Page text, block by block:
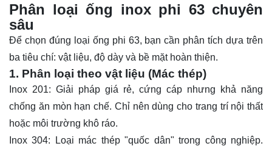
Phân loại ống inox phi 63 chuyên
sâu
Để chọn đúng loại ống phi 63, bạn cần phân tích dựa trên
ba tiêu chí: vật liệu, độ dày và bề mặt hoàn thiện.
1. Phân loại theo vật liệu (Mác thép)
Inox 201: Giải pháp giá rẻ, cứng cáp nhưng khả năng
chống ăn mòn hạn chế. Chỉ nên dùng cho trang trí nội thất
hoặc môi trường khô ráo.
Inox 304: Loại mác thép "quốc dân" trong công nghiệp.